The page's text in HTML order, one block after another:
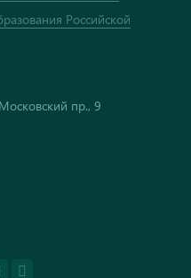
Российской
пр., 9